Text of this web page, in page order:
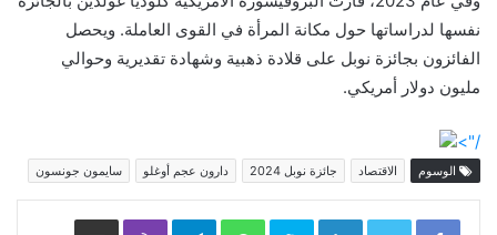
نفسها لدراساتها حول مكانة المرأة في القوى العاملة. ويحصل
الفائزون بجائزة نوبل على قلادة ذهبية وشهادة تقديرية وحوالي
مليون دولار أمريكي.
/">
الوسوم الاقتصاد جائزة نوبل 2024 دارون عجم أوغلو سايمون جونسون
LinkedIn
Skype
WhatsApp
Telegram
Viber مشاركة عبر البريد